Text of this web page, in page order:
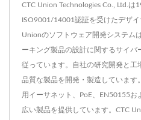
CTC Union Technologies Co., Ltd.は
ISO9001/14001認証を受けたデザ
Unionのソフトウェア開発システム
ーキング製品の設計に関するサイバ
従っています。自社の研究開発と工
品質な製品を開発・製造しています
用イーサネット、PoE、EN50155お
広い製品を提供しています。CTC